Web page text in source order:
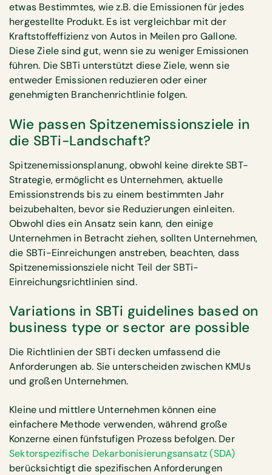
etwas Bestimmtes, wie z.B. die Emissionen für jedes
hergestellte Produkt. Es ist vergleichbar mit der
Kraftstoffeffizienz von Autos in Meilen pro Gallone.
Diese Ziele sind gut, wenn sie zu weniger Emissionen
führen. Die SBTi unterstützt diese Ziele, wenn sie
entweder Emissionen reduzieren oder einer
genehmigten Branchenrichtlinie folgen.
Wie passen Spitzenemissionsziele in
die SBTi-Landschaft?
Spitzenemissionsplanung, obwohl keine direkte SBT-
Strategie, ermöglicht es Unternehmen, aktuelle
Emissionstrends bis zu einem bestimmten Jahr
beizubehalten, bevor sie Reduzierungen einleiten.
Obwohl dies ein Ansatz sein kann, den einige
Unternehmen in Betracht ziehen, sollten Unternehmen,
die SBTi-Einreichungen anstreben, beachten, dass
Spitzenemissionsziele nicht Teil der SBTi-
Einreichungsrichtlinien sind.
Variations in SBTi guidelines based on
business type or sector are possible
Die Richtlinien der SBTi decken umfassend die
Anforderungen ab. Sie unterscheiden zwischen KMUs
und großen Unternehmen.
Kleine und mittlere Unternehmen können eine
einfachere Methode verwenden, während große
Konzerne einen fünfstufigen Prozess befolgen. Der
Sektorspezifische Dekarbonisierungsansatz (SDA)
berücksichtigt die spezifischen Anforderungen